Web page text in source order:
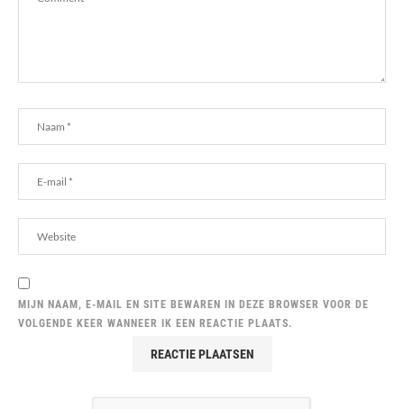
MIJN NAAM, E-MAIL EN SITE BEWAREN IN DEZE BROWSER VOOR DE
VOLGENDE KEER WANNEER IK EEN REACTIE PLAATS.